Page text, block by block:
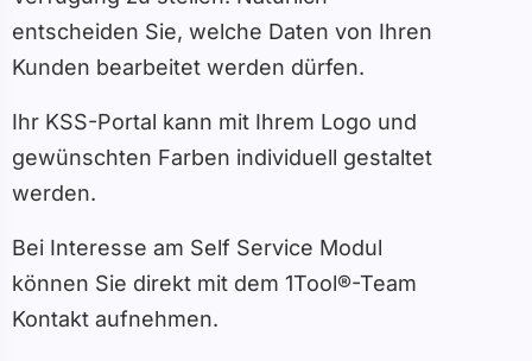
entscheiden Sie, welche Daten von Ihren
Kunden bearbeitet werden dürfen.
Ihr KSS-Portal kann mit Ihrem Logo und
gewünschten Farben individuell gestaltet
werden.
Bei Interesse am Self Service Modul
können Sie direkt mit dem 1Tool®-Team
Kontakt aufnehmen.